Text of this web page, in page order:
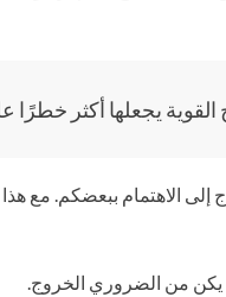
القوية يجعلها أكثر
إلى الاهتمام ببعضكم. مع
يكن من الضروري الخروج.